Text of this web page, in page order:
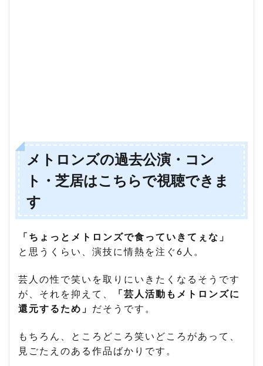
メトロンズの過去公演・コン
ト・芝居はこちらで視聴できま
す
「ちょっとメトロンズで食っていきてぇな」
と思うくらい、演技に情熱を注ぐ6人。
芸人の性で笑いを取りにいきたくなるそうです
が、それを抑えて、
「芸人活動もメトロンズに
還元するため」 だそうです。
もちろん、ところどころ笑いどころがあって、
見ごたえのある作品ばかりです。